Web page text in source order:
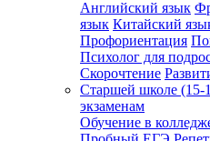
Английский язык
язык Китайский
Профориентация
Психолог для
Скорочтение
Старшей школе (15-
экзаменам
Обучение в